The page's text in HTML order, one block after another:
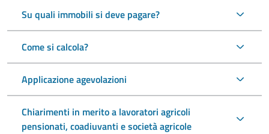
Su quali immobili si deve pagare?
Come si calcola?
Applicazione agevolazioni
Chiarimenti in merito a lavoratori agricoli
pensionati, coadiuvanti e società agricole